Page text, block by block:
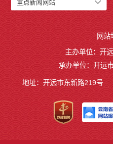
重点新闻网站
网站
主办单位：开
承办单位：开远
地址：开远市东新路219号